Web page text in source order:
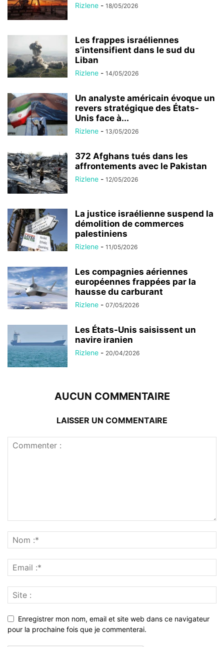
Rizlene - 18/05/2026
Les frappes israéliennes
s’intensifient dans le sud du
Liban
Rizlene - 14/05/2026
Un analyste américain évoque un
revers stratégique des États-
Unis face à...
Rizlene - 13/05/2026
372 Afghans tués dans les
affrontements avec le Pakistan
Rizlene - 12/05/2026
La justice israélienne suspend la
démolition de commerces
palestiniens
Rizlene - 11/05/2026
Les compagnies aériennes
européennes frappées par la
hausse du carburant
Rizlene - 07/05/2026
Les États-Unis saisissent un
navire iranien
Rizlene - 20/04/2026
AUCUN COMMENTAIRE
LAISSER UN COMMENTAIRE
Enregistrer mon nom, email et site web dans ce navigateur
pour la prochaine fois que je commenterai.